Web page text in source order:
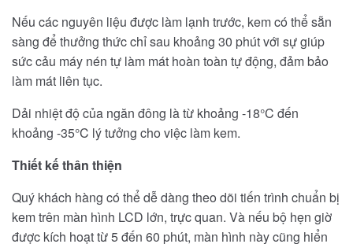
Nếu các nguyên liệu được làm lạnh trước, kem có thể sẵn
sàng để thưởng thức chỉ sau khoảng 30 phút với sự giúp
sức cảu máy nén tự làm mát hoàn toàn tự động, đảm bảo
làm mát liên tục.
Dải nhiệt độ của ngăn đông là từ khoảng -18°C đến
khoảng -35°C lý tưởng cho việc làm kem.
Thiết kế thân thiện
Quý khách hàng có thể dễ dàng theo dõi tiến trình chuẩn bị
kem trên màn hình LCD lớn, trực quan. Và nếu bộ hẹn giờ
được kích hoạt từ 5 đến 60 phút, màn hình này cũng hiển